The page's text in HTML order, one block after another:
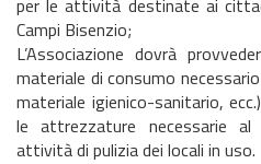
per le attività destinate ai
Campi Bisenzio;
L’Associazione dovrà
materiale di consumo
materiale igienico-sanitario,
le attrezzature necessarie al
attività di pulizia dei locali in uso.